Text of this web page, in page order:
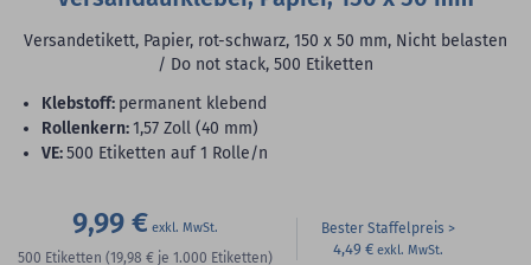
Versandetikett, Papier, rot-schwarz, 150 x 50 mm, Nicht belasten
/ Do not stack, 500 Etiketten
Klebstoff: permanent klebend
Rollenkern:1,57 Zoll (40 mm)
VE:500 Etiketten auf 1 Rolle/n
9,99 €
500 Etiketten (19,98 € je 1.000 Etiketten)
Bester Staffelpreis
4,49 €